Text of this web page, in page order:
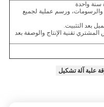
سنة واحدة
والرسومات، ورسم عملية لجميع
بعد التثبيت.
تقنية الإنتاج والوصفة بعد
علبة آلة تشكيل